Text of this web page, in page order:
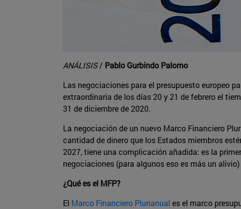
ANÁLISIS/ Pablo Gurbindo Palomo
Las negociaciones para el presupuesto europeo
extraordinaria de los días 20 y 21 de febrero el
31 de diciembre de 2020.
La negociación de un nuevo Marco Financiero
cantidad de dinero que los Estados miembros
2027, tiene una complicación añadida: es la
negociaciones (para algunos eso es más un
¿Qué es el MFP?
El Marco Financiero Plurianual es el marco